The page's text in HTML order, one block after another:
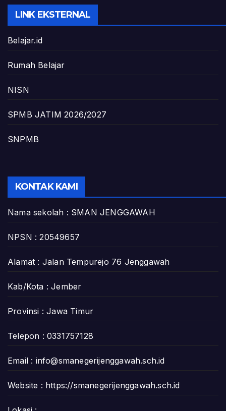
LINK EKSTERNAL
Belajar.id
Rumah Belajar
NISN
SPMB JATIM 2026/2027
SNPMB
KONTAK KAMI
Nama sekolah : SMAN JENGGAWAH
NPSN : 20549657
Alamat : Jalan Tempurejo 76 Jenggawah
Kab/Kota : Jember
Provinsi : Jawa Timur
Telepon : 0331757128
Email : info@smanegerijenggawah.sch.id
Website : https://smanegerijenggawah.sch.id